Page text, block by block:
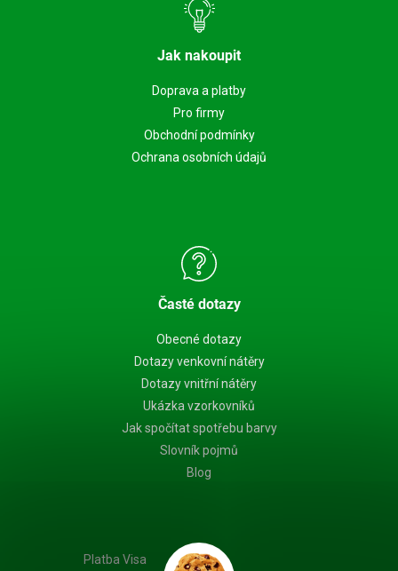
Jak nakoupit
Doprava a platby
Pro firmy
Obchodní podmínky
Ochrana osobních údajů
Časté dotazy
Obecné dotazy
Dotazy venkovní nátěry
Dotazy vnitřní nátěry
Ukázka vzorkovníků
Jak spočítat spotřebu barvy
Slovník pojmů
Blog
Platba Visa